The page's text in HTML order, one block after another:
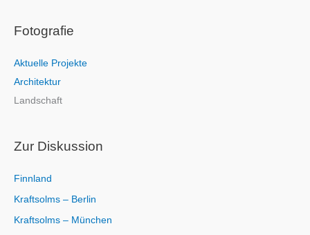
h
n
n
a
h
Fotografie
Aktuelle Projekte
Architektur
Landschaft
Zur Diskussion
Finnland
Kraftsolms – Berlin
Kraftsolms – München